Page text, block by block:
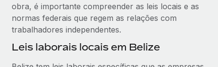
obra, é importante compreender as leis locais e as
normas federais que regem as relações com
trabalhadores independentes.
Leis laborais locais em Belize